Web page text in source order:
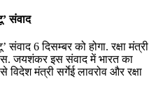
संवाद
6 दिसम्‍बर को होगा. रक्षा मंत्री
जयशंकर इस संवाद में भारत का
मंत्री सर्गेई लावरोव और रक्षा